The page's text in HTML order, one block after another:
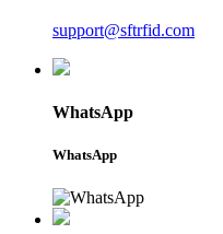
support@sftrfid.com
WhatsApp
WhatsApp